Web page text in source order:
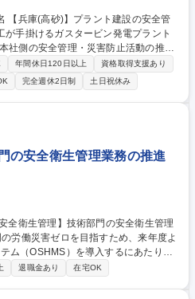
社側の安全管理・災害防止活動の推進
で、現場への出張は比較的少ないポジ
活動の展開、業務標準の維持管理 (2)
と展開 (3)安全統計の取りまとめ（海
トシステムに基づく内部監査やISO4
ームでサポートし、徐々に主担当を
年間休日120日以上
資格取得支援あり
完全週休2日制 土日祝休み
の安全衛生管理業務の推進
ム（OSHMS）を導入するにあたり、
策確認)及び横展開等に関わる業務に
退職金あり 在宅OK